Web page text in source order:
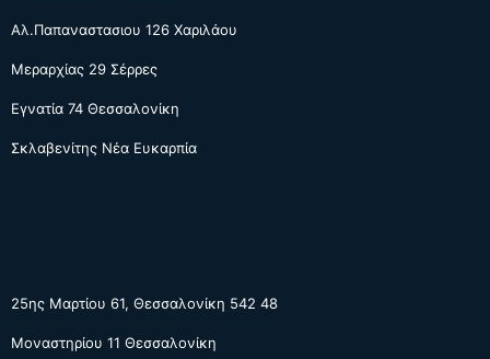
Αλ.Παπαναστασιου 126 Χαριλάου
Μεραρχίας 29 Σέρρες
Εγνατία 74 Θεσσαλονίκη
Σκλαβενίτης Νέα Ευκαρπία
25ης Μαρτίου 61, Θεσσαλονίκη 542 48
Μοναστηρίου 11 Θεσσαλονίκη